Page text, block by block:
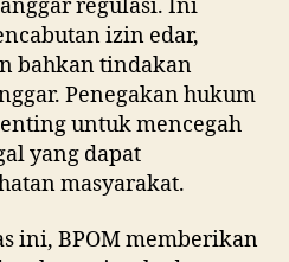
regulasi. Ini
izin edar,
bahkan tindakan
Penegakan hukum
untuk mencegah
yang dapat
masyarakat.
ini, BPOM memberikan